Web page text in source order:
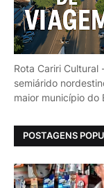
Rota Cariri Cultural
semiárido
maior município do
POSTAGENS